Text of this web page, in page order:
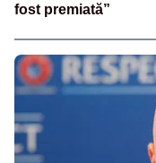
fost premiată”